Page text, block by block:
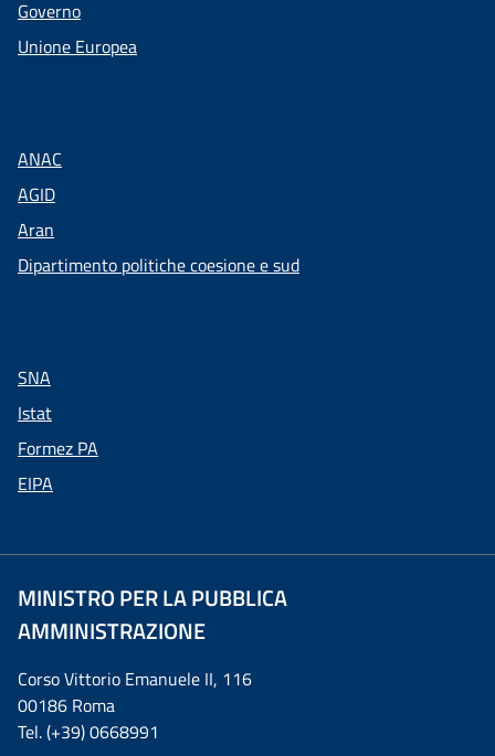
Governo
Unione Europea
ANAC
AGID
Aran
Dipartimento politiche coesione e sud
SNA
Istat
Formez PA
EIPA
MINISTRO PER LA PUBBLICA
AMMINISTRAZIONE
Corso Vittorio Emanuele II, 116
00186 Roma
Tel. (+39) 0668991